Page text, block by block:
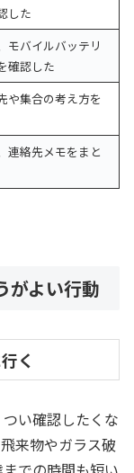
した
モバイルバッテリ
確認した
や集合の考え方を
連絡先メモをまと
がよい行動
く
い確認したくな
来物やガラス破